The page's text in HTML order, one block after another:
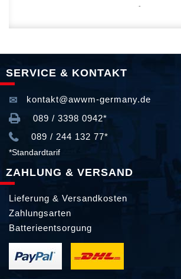
SERVICE & KONTAKT
kontakt@awwm-germany.de
089 / 3398 0942*
089 / 244 132 77*
*Standardtarif
ZAHLUNG & VERSAND
Lieferung & Versandkosten
Zahlungsarten
Batterieentsorgung